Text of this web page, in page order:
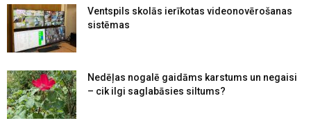
Ventspils skolās ierīkotas videonovērošanas
sistēmas
Nedēļas nogalē gaidāms karstums un negaisi
– cik ilgi saglabāsies siltums?